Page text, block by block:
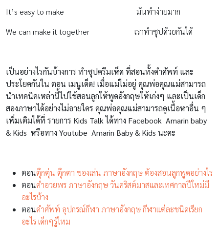
It’s easy to make มันทำง่ายมาก
We can make it together เราทำซุปด้วยกันได้
เป็นอย่างไรกันบ้างการ ทำซุปครีมเห็ด ที่สอนทั้งคำศัพท์ และ
ประโยคกันใน ตอน เมนูเด็ด! เมื่อแม่ไม่อยู่ คุณพ่อคุณแม่สามารถ
นำเทคนิคเหล่านี้ไปใช้สอนลูกให้พูดอังกฤษให้เก่งๆ และเป็นเด็ก
สองภาษาได้อย่างไม่อายใคร คุณพ่อคุณแม่สามารถดูเนื้อหาอื่น ๆ
เพิ่มเติมได้ที่ รายการ Kids Talkได้ทาง Facebook Amarin baby
& Kids หรือทาง Youtube Amarin Baby & Kids นะคะ
ตอนตุ๊กตุ่น ตุ๊กตา ของเล่น ภาษาอังกฤษ ต้องสอนลูกพูดอย่างไร
ตอนคำอวยพร ภาษาอังกฤษ วันคริสต์มาสและเทศกาลปีใหม่มี
อะไรบ้าง
ตอนคำศัพท์ อุปกรณ์กีฬา ภาษาอังกฤษ กีฬาแต่ละชนิดเรียก
อะไร เด็กๆรู้ไหม